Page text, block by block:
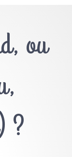
ou
?